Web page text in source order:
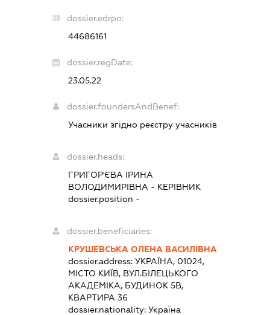
dossier.edrpo:
44686161
dossier.regDate:
23.05.22
dossier.foundersAndBenef:
Учасники згідно реєстру учасників
dossier.heads:
ГРИГОР'ЄВА ІРИНА
ВОЛОДИМИРІВНА - КЕРІВНИК
dossier.position -
dossier.beneficiaries:
КРУШЕВСЬКА ОЛЕНА ВАСИЛІВНА
dossier.address: УКРАЇНА, 01024,
МІСТО КИЇВ, ВУЛ.БІЛЕЦЬКОГО
АКАДЕМІКА, БУДИНОК 5В,
КВАРТИРА 36
dossier.nationality: Україна